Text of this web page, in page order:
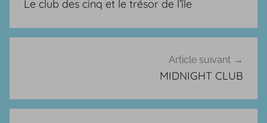
i
c
Le club des cinq et le trésor de l’île
Article suivant
MIDNIGHT CLUB